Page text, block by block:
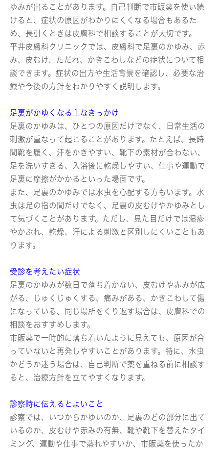
ゆみが出ることがあります。自己判断で市販薬を使い続
けると、症状の原因がわかりにくくなる場合もあるた
め、長引くときは皮膚科で相談することが大切です。
平井皮膚科クリニックでは、皮膚科で足裏のかゆみ、赤
み、皮むけ、ただれ、かきこわしなどの症状について相
談できます。症状の出方や生活背景を確認し、必要な治
療や今後の方針をわかりやすく説明します。
足裏がかゆくなる主なきっかけ
足裏のかゆみは、ひとつの原因だけでなく、日常生活の
刺激が重なって起こることがあります。たとえば、長時
間靴を履く、汗をかきやすい、靴下の素材が合わない、
足を洗いすぎる、入浴後に乾燥しやすい、仕事や運動で
足裏に摩擦がかかるといった場面です。
また、足裏のかゆみでは水虫を心配する方もいます。水
虫は足の指の間だけでなく、足裏の皮むけやかゆみとし
て気づくことがあります。ただし、見た目だけでは湿疹
やかぶれ、乾燥、汗による刺激と区別しにくいこともあ
ります。
受診を考えたい症状
足裏のかゆみが数日で落ち着かない、皮むけや赤みが広
がる、じゅくじゅくする、痛みがある、かきこわして傷
になっている、同じ場所をくり返す場合は、皮膚科での
相談をおすすめします。
市販薬で一時的に落ち着いたように見えても、原因が合
っていないと再発しやすいことがあります。特に、水虫
かどうか迷う場合は、自己判断で薬を重ねる前に相談す
ると、治療方針を立てやすくなります。
診察時に伝えるとよいこと
診察では、いつからかゆいのか、足裏のどの部分に出て
いるのか、皮むけや赤みの有無、靴や靴下を替えたタイ
ミング、運動や仕事で蒸れやすいか、市販薬を使ったか